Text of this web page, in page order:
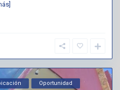
Oportunidad